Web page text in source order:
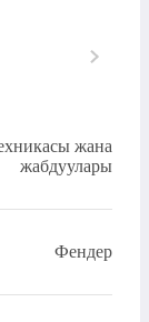
жана
жабдуулары
Фендер